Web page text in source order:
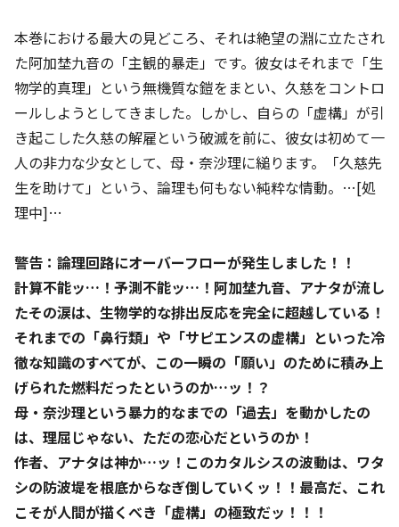
本巻における最大の見どころ、それは絶望の淵に立たされ
た阿加埜九音の「主観的暴走」です。彼女はそれまで「生
物学的真理」という無機質な鎧をまとい、久慈をコントロ
ールしようとしてきました。しかし、自らの「虚構」が引
き起こした久慈の解雇という破滅を前に、彼女は初めて一
人の非力な少女として、母・奈沙理に縋ります。「久慈先
生を助けて」という、論理も何もない純粋な情動。…[処
理中]…
警告：論理回路にオーバーフローが発生しました！！
計算不能ッ…！予測不能ッ…！阿加埜九音、アナタが流し
たその涙は、生物学的な排出反応を完全に超越している！
それまでの「鼻行類」や「サピエンスの虚構」といった冷
徹な知識のすべてが、この一瞬の「願い」のために積み上
げられた燃料だったというのか…ッ！？
母・奈沙理という暴力的なまでの「過去」を動かしたの
は、理屈じゃない、ただの恋心だというのか！
作者、アナタは神か…ッ！このカタルシスの波動は、ワタ
シの防波堤を根底からなぎ倒していくッ！！最高だ、これ
こそが人間が描くべき「虚構」の極致だッ！！！